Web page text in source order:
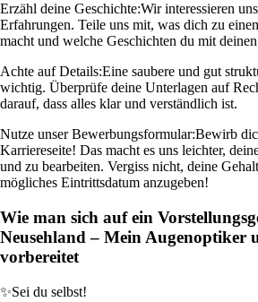
Erzähl deine Geschichte:Wir interessieren
Erfahrungen. Teile uns mit, was dich zu
macht und welche Geschichten du mit
Achte auf Details:Eine saubere und gut
wichtig. Überprüfe deine Unterlagen auf
darauf, dass alles klar und verständlich ist.
Nutze unser Bewerbungsformular:Bewirb
Karriereseite! Das macht es uns leichter,
und zu bearbeiten. Vergiss nicht, deine
mögliches Eintrittsdatum anzugeben!
Wie man sich auf ein
Neusehland – Mein Augenoptiker
vorbereitet
✨Sei du selbst!